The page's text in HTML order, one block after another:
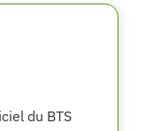
du BTS